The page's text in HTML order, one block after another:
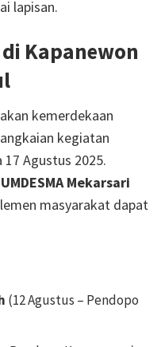
lapisan.
Kapanewon
kemerdekaan
kegiatan
Agustus 2025.
Mekarsari
masyarakat dapat
(12 Agustus – Pendopo